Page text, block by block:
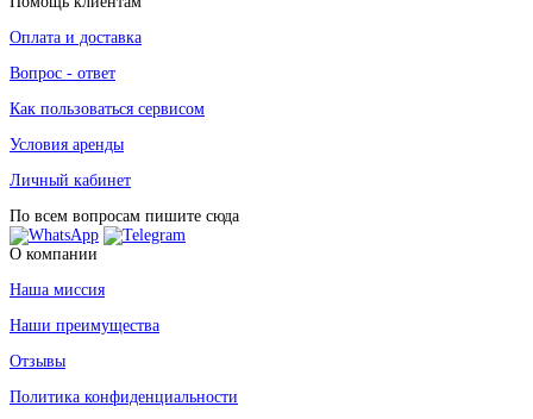
Оплата и доставка
Вопрос - ответ
Как пользоваться сервисом
Условия аренды
Личный кабинет
По всем вопросам пишите сюда
О компании
Наша миссия
Наши преимущества
Отзывы
Политика конфиденциальности